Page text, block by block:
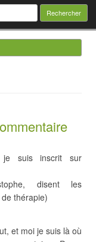
je suis inscrit sur
disent les
thérapie)
et moi je suis là où